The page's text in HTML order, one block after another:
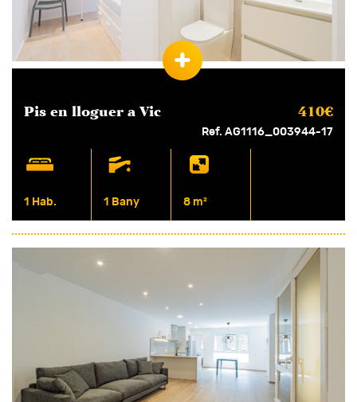
Pis en lloguer a Vic 410€
Ref. AG1116_003944-17
1 Hab. 1 Bany 8 m²